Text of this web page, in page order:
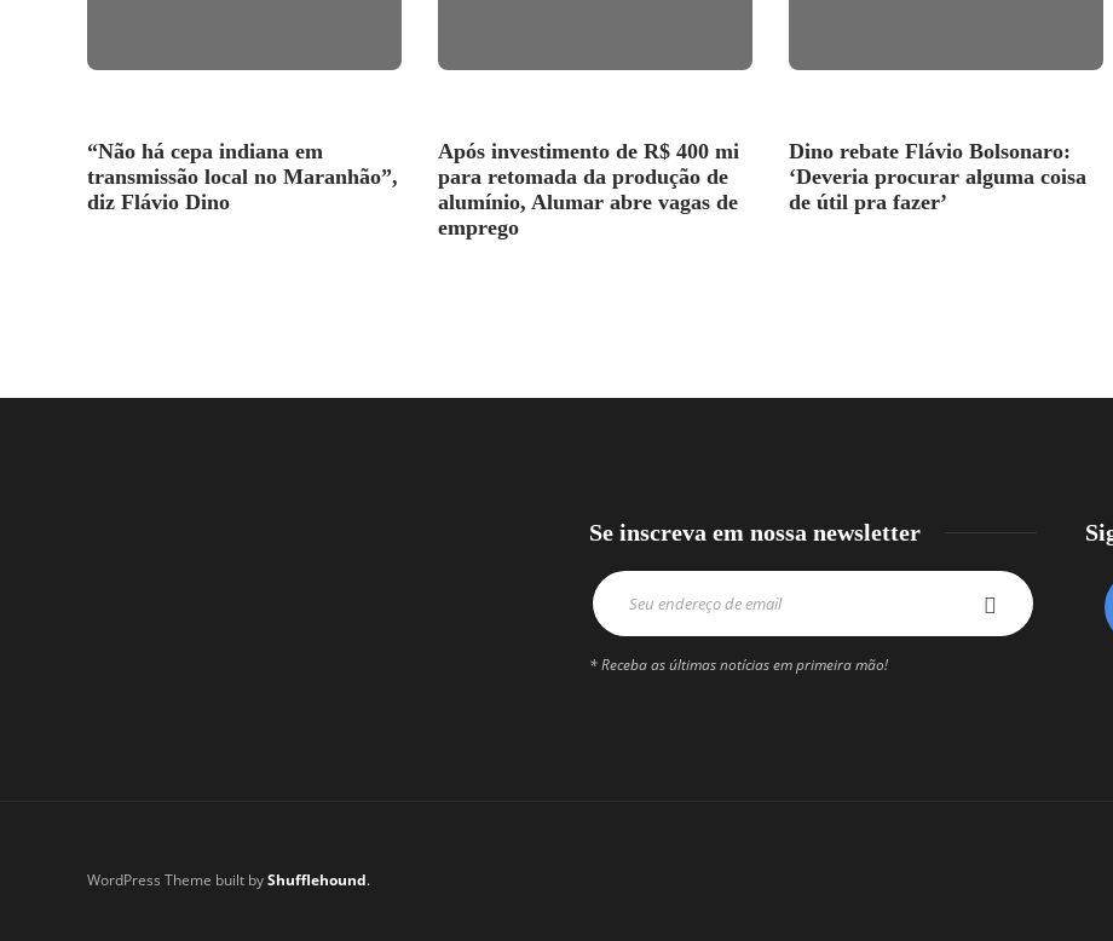
“Não há cepa indiana em
transmissão local no Maranhão”,
diz Flávio Dino
Após investimento de R$ 400 mi
para retomada da produção de
alumínio, Alumar abre vagas de
emprego
Dino rebate Flávio Bolsonaro:
‘Deveria procurar alguma coisa
de útil pra fazer’
Se inscreva em nossa newsletter
* Receba as últimas notícias em primeira mão!
WordPress Theme built byShufflehound.